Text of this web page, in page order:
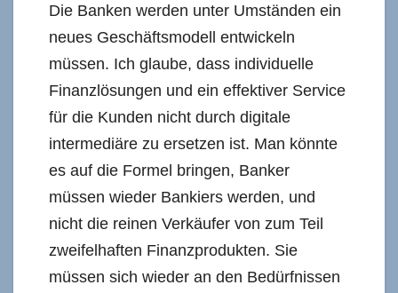
Die Banken werden unter Umständen ein
neues Geschäftsmodell entwickeln
müssen. Ich glaube, dass individuelle
Finanzlösungen und ein effektiver Service
für die Kunden nicht durch digitale
intermediäre zu ersetzen ist. Man könnte
es auf die Formel bringen, Banker
müssen wieder Bankiers werden, und
nicht die reinen Verkäufer von zum Teil
zweifelhaften Finanzprodukten. Sie
müssen sich wieder an den Bedürfnissen